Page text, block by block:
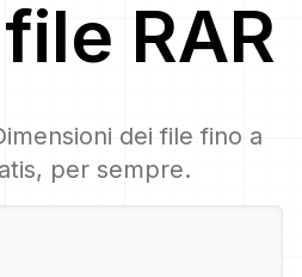
RAR
dei file fino a
per sempre.